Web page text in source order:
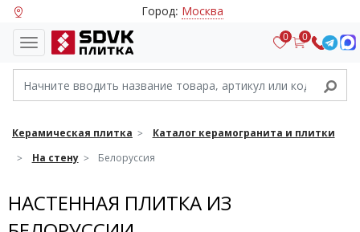
Город: Москва
0 0
Керамическая плитка
Каталог керамогранита и плитки
На стену
Белоруссия
НАСТЕННАЯ ПЛИТКА ИЗ